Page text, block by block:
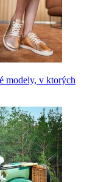
modely, v ktorých